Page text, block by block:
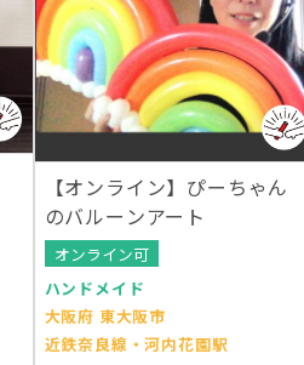
【オンライン】ぴーちゃん
のバルーンアート
オンライン可
ハンドメイド
大阪府 東大阪市
近鉄奈良線・河内花園駅